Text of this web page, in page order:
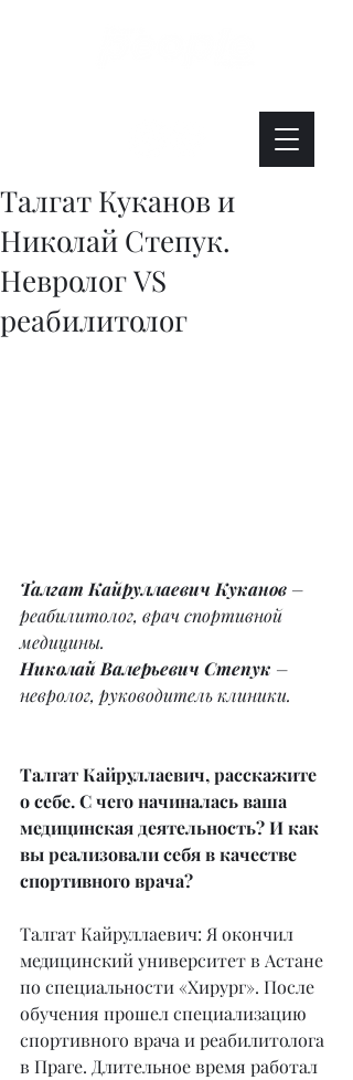
Талгат Куканов и
Николай Степук.
Невролог VS
реабилитолог
Талгат Кайруллаевич Куканов –
реабилитолог, врач спортивной
медицины.
Николай Валерьевич Степук –
невролог, руководитель клиники.
Талгат Кайруллаевич, расскажите
о себе. С чего начиналась ваша
медицинская деятельность? И как
вы реализовали себя в качестве
спортивного врача?
Талгат Кайруллаевич: Я окончил
медицинский университет в Астане
по специальности «Хирург». После
обучения прошел специализацию
спортивного врача и реабилитолога
в Праге. Длительное время работал